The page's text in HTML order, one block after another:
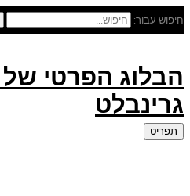
חיפוש עבור:
הבלוג הפרטי
גרינבלט
תפריט